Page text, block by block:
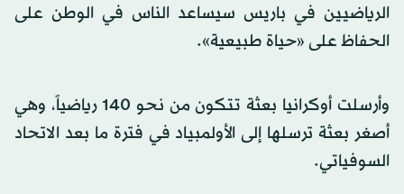
الرياضيين في باريس سيساعد الناس في الوطن على
الحفاظ على «حياة طبيعية».
وأرسلت أوكرانيا بعثة تتكون من نحو 140 رياضياً، وهي
أصغر بعثة ترسلها إلى الأولمبياد في فترة ما بعد الاتحاد
السوفياتي.